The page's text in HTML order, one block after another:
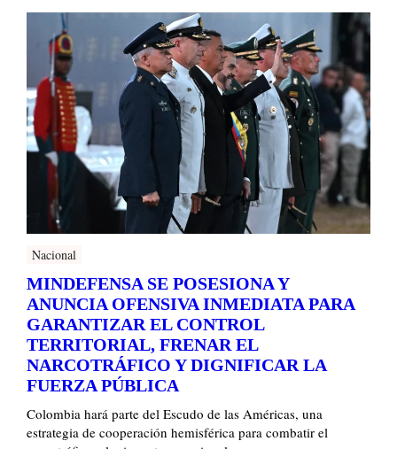
Nacional
MINDEFENSA SE POSESIONA Y
ANUNCIA OFENSIVA INMEDIATA PARA
GARANTIZAR EL CONTROL
TERRITORIAL, FRENAR EL
NARCOTRÁFICO Y DIGNIFICAR LA
FUERZA PÚBLICA
Colombia hará parte del Escudo de las Américas, una
estrategia de cooperación hemisférica para combatir el